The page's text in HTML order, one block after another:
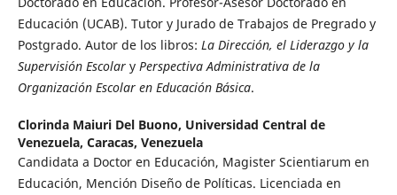
Educación (UCAB). Tutor y Jurado de Trabajos de Pregrado y
Postgrado. Autor de los libros: La Dirección, el Liderazgo y la
Supervisión Escolary Perspectiva Administrativa de la
Organización Escolar en Educación Básica.
Clorinda Maiuri Del Buono, Universidad Central de
Venezuela, Caracas, Venezuela
Candidata a Doctor en Educación, Magister Scientiarum en
Educación, Mención Diseño de Políticas. Licenciada en